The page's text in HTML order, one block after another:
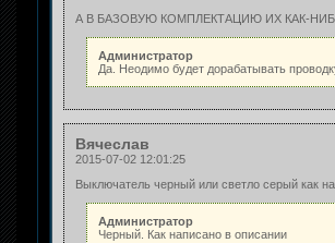
А В БАЗОВУЮ КОМПЛЕКТАЦИЮ ИХ КАК-
Администратор
Да. Неодимо будет дорабатывать
Вячеслав
2015-07-02 12:01:25
Выключатель черный или светло серый как
Администратор
Черный. Как написано в описании